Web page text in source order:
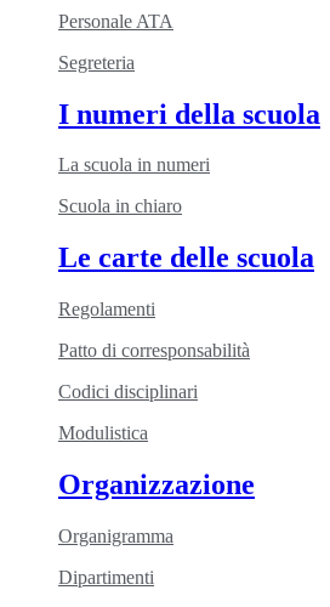
Personale ATA
Segreteria
I numeri della scuola
La scuola in numeri
Scuola in chiaro
Le carte delle scuola
Regolamenti
Patto di corresponsabilità
Codici disciplinari
Modulistica
Organizzazione
Organigramma
Dipartimenti